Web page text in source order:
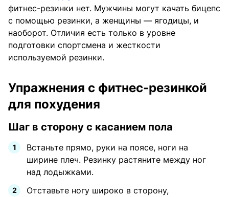
фитнес-резинки нет. Мужчины могут качать бицепс
с помощью резинки, а женщины — ягодицы, и
наоборот. Отличия есть только в уровне
подготовки спортсмена и жесткости
используемой резинки.
Упражнения с фитнес-резинкой
для похудения
Шаг в сторону с касанием пола
Встаньте прямо, руки на поясе, ноги на
ширине плеч. Резинку растяните между ног
над лодыжками.
Отставьте ногу широко в сторону,